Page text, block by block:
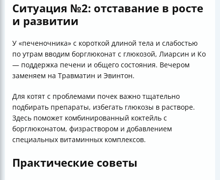
Ситуация №2: отставание в росте
и развитии
У «печеночника» с короткой длиной тела и слабостью
по утрам вводим борглюконат с глюкозой, Лиарсин и Ко
— поддержка печени и общего состояния. Вечером
заменяем на Травматин и Эвинтон.
Для котят с проблемами почек важно тщательно
подбирать препараты, избегать глюкозы в растворе.
Здесь поможет комбинированный коктейль с
борглюконатом, физраствором и добавлением
специальных витаминных комплексов.
Практические советы